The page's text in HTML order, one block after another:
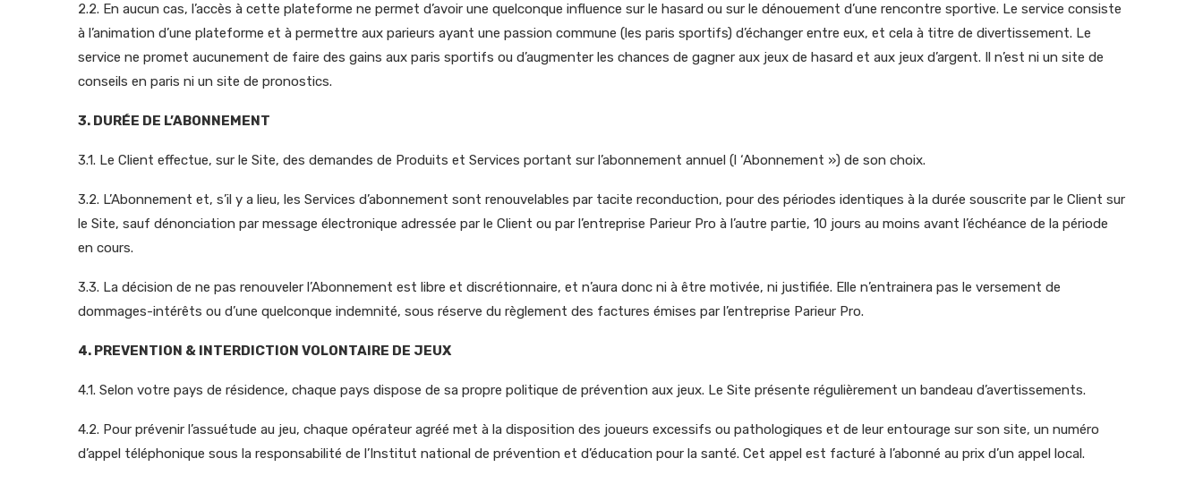
2.2. En aucun cas, l’accès à cette plateforme ne permet d’avoir une quelconque influence sur le hasard ou sur le dénouement d’une rencontre sportive. Le service consiste
à l’animation d’une plateforme et à permettre aux parieurs ayant une passion commune (les paris sportifs) d’échanger entre eux, et cela à titre de divertissement. Le
service ne promet aucunement de faire des gains aux paris sportifs ou d’augmenter les chances de gagner aux jeux de hasard et aux jeux d’argent. Il n’est ni un site de
conseils en paris ni un site de pronostics.
3. DURÉE DE L’ABONNEMENT
3.1. Le Client effectue, sur le Site, des demandes de Produits et Services portant sur l’abonnement annuel (l ‘Abonnement ») de son choix.
3.2. L’Abonnement et, s’il y a lieu, les Services d’abonnement sont renouvelables par tacite reconduction, pour des périodes identiques à la durée souscrite par le Client sur
le Site, sauf dénonciation par message électronique adressée par le Client ou par l’entreprise Parieur Pro à l’autre partie, 10 jours au moins avant l’échéance de la période
en cours.
3.3. La décision de ne pas renouveler l’Abonnement est libre et discrétionnaire, et n’aura donc ni à être motivée, ni justifiée. Elle n’entrainera pas le versement de
dommages-intérêts ou d’une quelconque indemnité, sous réserve du règlement des factures émises par l’entreprise Parieur Pro.
4. PREVENTION & INTERDICTION VOLONTAIRE DE JEUX
4.1. Selon votre pays de résidence, chaque pays dispose de sa propre politique de prévention aux jeux. Le Site présente régulièrement un bandeau d’avertissements.
4.2. Pour prévenir l’assuétude au jeu, chaque opérateur agréé met à la disposition des joueurs excessifs ou pathologiques et de leur entourage sur son site, un numéro
d’appel téléphonique sous la responsabilité de l’Institut national de prévention et d’éducation pour la santé. Cet appel est facturé à l’abonné au prix d’un appel local.